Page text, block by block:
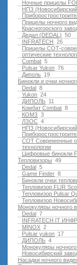
Ночные прицелы
НПЗ (Новосибирский
Прицелы ночного
Красногорского
50
Дедал (DEDAL)
26
INFRATECH
Прицелы СОТ-
оптические
5
Combat
76
Pulsar Yukon
19
Диполь
Бинокли и очки
8
Dedal
24
Yukon
11
ДИПОЛЬ
8
Комбат Combat
3
КОМЗ
4
ЛЗОС
НПЗ (Новосибирский
СОТ Современные
технологии
Цифровые бинокли
49
Тепловизоры
5
Dedal
8
Game Finder
Бинокли очки
Тепловизор FLIR
Тепловизор Pulsar
Тепловизор
Монокуляры ночного
7
Dedal
INFRATECH IT
2
MINOX
17
Pulsar yukon
4
ДИПОЛЬ
Монокуляры
Новосибирский
Насадки ночного